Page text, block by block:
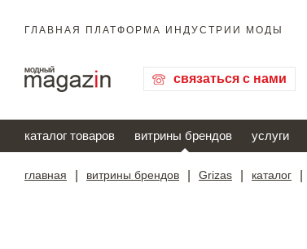
ГЛАВНАЯ ПЛАТФОРМА ИНДУСТРИИ МОДЫ
связаться с нами
каталог товаров витрины брендов услуги
главная витрины брендов Grizas каталог